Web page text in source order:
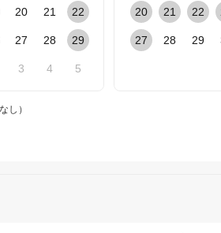
20 21 22
27 28 29
3 4 5
20 21 22
27 28 29
し）